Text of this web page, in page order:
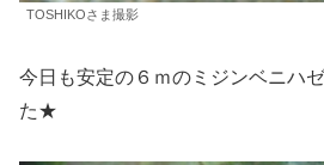
TOSHIKOさま撮影
今日も安定の６ｍのミジンベニハ
た★